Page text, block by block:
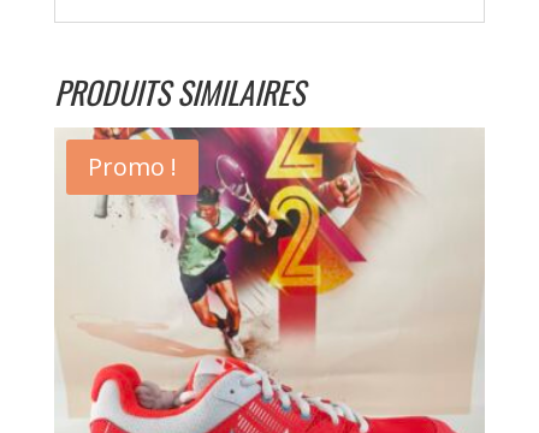
PRODUITS SIMILAIRES
Promo !